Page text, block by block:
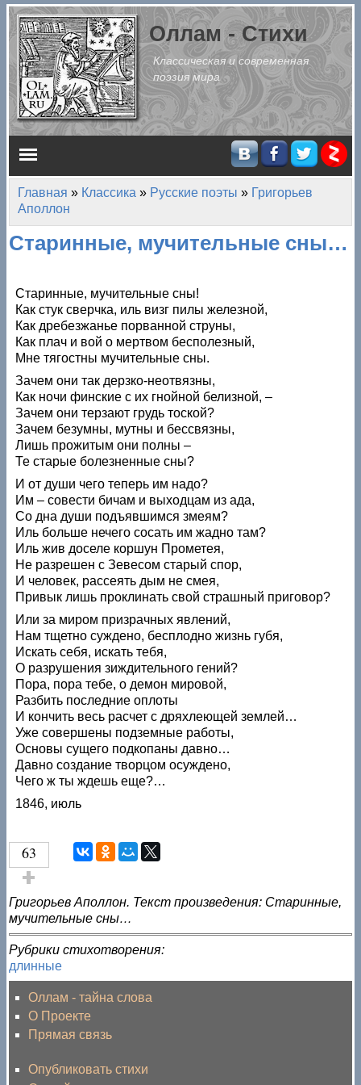
Перейти к основному содержанию
Оллам - Стихи
Классическая и современная
поэзия мира
Главное меню
Вы здесь
Главная » Классика » Русские поэты » Григорьев
Аполлон
Старинные, мучительные сны…
Старинные, мучительные сны!
Как стук сверчка, иль визг пилы железной,
Как дребезжанье порванной струны,
Как плач и вой о мертвом бесполезный,
Мне тягостны мучительные сны.
Зачем они так дерзко-неотвязны,
Как ночи финские с их гнойной белизной, –
Зачем они терзают грудь тоской?
Зачем безумны, мутны и бессвязны,
Лишь прожитым они полны –
Те старые болезненные сны?
И от души чего теперь им надо?
Им – совести бичам и выходцам из ада,
Со дна души подъявшимся змеям?
Иль больше нечего сосать им жадно там?
Иль жив доселе коршун Прометея,
Не разрешен с Зевесом старый спор,
И человек, рассеять дым не смея,
Привык лишь проклинать свой страшный приговор?
Или за миром призрачных явлений,
Нам тщетно суждено, бесплодно жизнь губя,
Искать себя, искать тебя,
О разрушения зиждительного гений?
Пора, пора тебе, о демон мировой,
Разбить последние оплоты
И кончить весь расчет с дряхлеющей землей…
Уже совершены подземные работы,
Основы сущего подкопаны давно…
Давно создание творцом осуждено,
Чего ж ты ждешь еще?…
1846, июль
63
Голос за!
Григорьев Аполлон. Текст произведения: Старинные,
мучительные сны…
Рубрики стихотворения:
длинные
Оллам - тайна слова
О Проекте
Прямая связь
Опубликовать стихи